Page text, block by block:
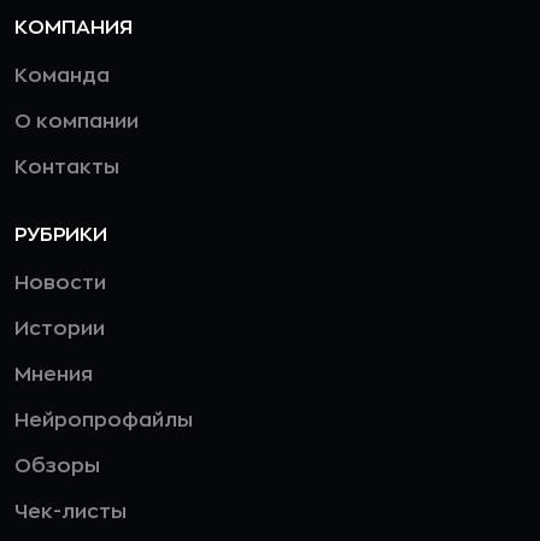
КОМПАНИЯ
Команда
О компании
Контакты
РУБРИКИ
Новости
Истории
Мнения
Нейропрофайлы
Обзоры
Чек-листы